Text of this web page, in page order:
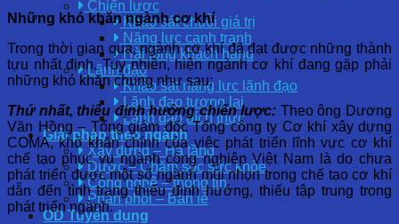
Chiến lược
Khảo sát chuỗi giá trị
Năng lực cạnh tranh
Hài lòng khách hàng
Lãnh đạo
Khảo sát năng lực lãnh đạo
Lãnh đạo tương lai
Lãnh đạo đích thực
Giải pháp theo ngành
Xây dựng – Hạ tầng
Dược – Chăm sóc sức khỏe
Công nghệ – thông tin
Phân phối – Bán lẻ
OD Tuyển dụng
Những khó khăn ngành cơ khí
Trong thời gian qua, ngành cơ khí đã đạt được những thành
tựu nhất định. Tuy nhiên, hiện ngành cơ khí đang gặp phải
những khó khăn chung như sau:
Thứ nhất, thiếu định hướng chiến lược: Theo ông Dương
Văn Hồng – Tổng giám đốc Tổng công ty Cơ khí xây dựng
COMA, khó khăn chính của việc phát triển lĩnh vực cơ khí
chế tạo phục vụ ngành công nghiệp Việt Nam là do chưa
phát triển được một số ngành mũi nhọn trong chế tạo cơ khí
dẫn đến tình trạng thiếu định hướng, thiếu tập trung trong
phát triển ngành.